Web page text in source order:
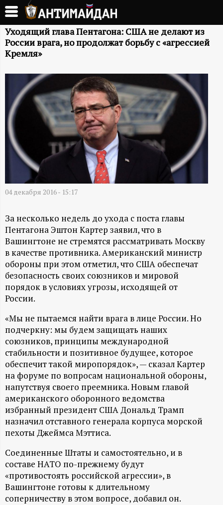
Перейти
основному
содержанию
А
Н
Т
И
М
А
Д
А
Н
-
и
н
ф
о
р
м
а
ц
и
Уходящий глава Пентагона: США не делают из
России врага, но продолжат борьбу с «агрессией
Кремля»
04 декабря 2016 - 15:17
За несколько недель до ухода с поста главы
Пентагона Эштон Картер заявил, что в
Вашингтоне не стремятся рассматривать Москву
в качестве противника. Американский министр
обороны при этом отметил, что США обеспечат
безопасность своих союзников и мировой
порядок в условиях угрозы, исходящей от
России.
«Мы не пытаемся найти врага в лице России. Но
подчеркну: мы будем защищать наших
союзников, принципы международной
стабильности и позитивное будущее, которое
обеспечит такой миропорядок», — сказал Картер
на форуме по вопросам национальной обороны,
напутствуя своего преемника. Новым главой
американского оборонного ведомства
избранный президент США Дональд Трамп
назначил отставного генерала корпуса морской
пехоты Джеймса Мэттиса.
Соединенные Штаты и самостоятельно, и в
составе НАТО по-прежнему будут
«противостоять российской агрессии», в
Вашингтоне готовы к длительному
соперничеству в этом вопросе, добавил он.